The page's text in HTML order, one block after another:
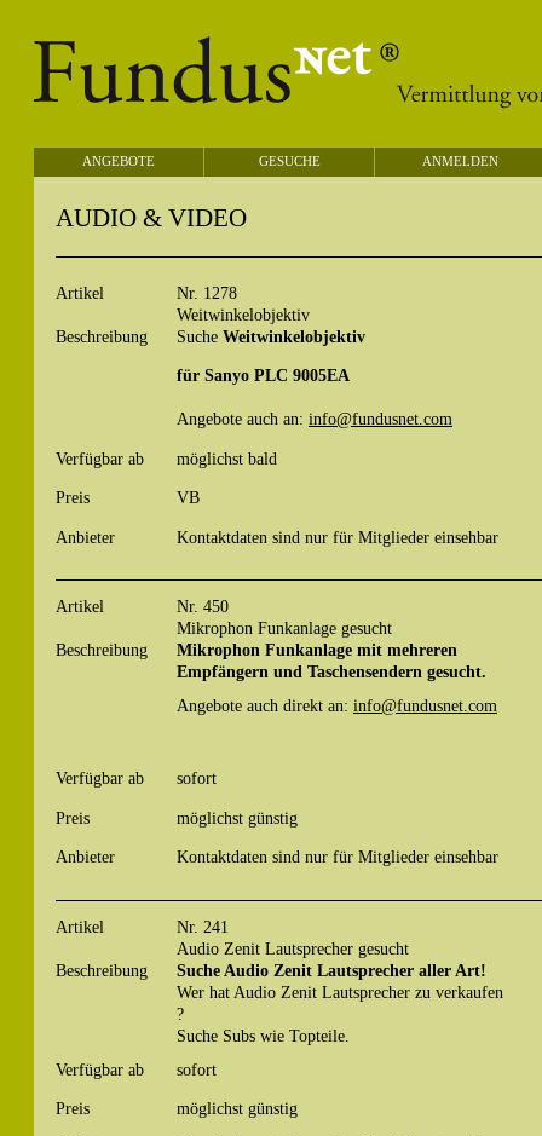
ANGEBOTE GESUCHE ANMELDEN
AUDIO & VIDEO
Artikel
Nr. 1278
Weitwinkelobjektiv
Beschreibung
Suche Weitwinkelobjektiv
für Sanyo PLC 9005EA
Angebote auch an: info@fundusnet.com
Verfügbar ab möglichst bald
Preis VB
Anbieter Kontaktdaten sind nur für Mitglieder einsehbar
Artikel
Nr. 450
Mikrophon Funkanlage gesucht
Beschreibung
Mikrophon Funkanlage mit mehreren
Empfängern und Taschensendern gesucht.
Angebote auch direkt an: info@fundusnet.com
Verfügbar ab sofort
Preis möglichst günstig
Anbieter Kontaktdaten sind nur für Mitglieder einsehbar
Artikel
Nr. 241
Audio Zenit Lautsprecher gesucht
Beschreibung
Suche Audio Zenit Lautsprecher aller Art!
Wer hat Audio Zenit Lautsprecher zu verkaufen
?
Suche Subs wie Topteile.
Verfügbar ab
sofort
Preis möglichst günstig